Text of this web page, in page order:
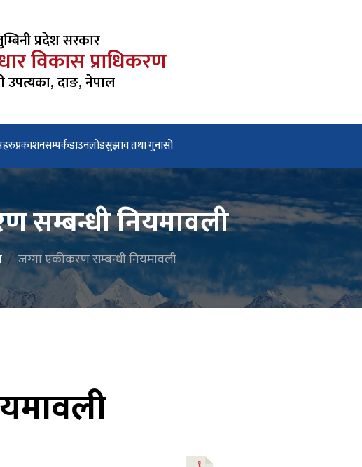
प्रदेश सरकार
विकास प्राधिकरण
उपत्यका, दाङ, नेपाल
प्रकाशनसम्पर्कडाउनलोडसुझाव तथा गुनासो
सम्बन्धी नियमावली
जग्गा एकीकरण सम्बन्धी नियमावली